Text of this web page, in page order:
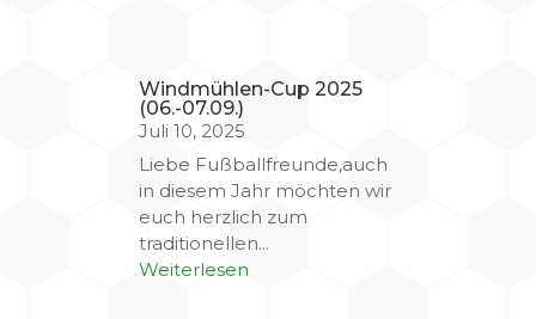
Windmühlen-Cup 2025
(06.-07.09.)
Juli 10, 2025
Liebe Fußballfreunde,auch
in diesem Jahr möchten wir
euch herzlich zum
traditionellen...
Weiterlesen